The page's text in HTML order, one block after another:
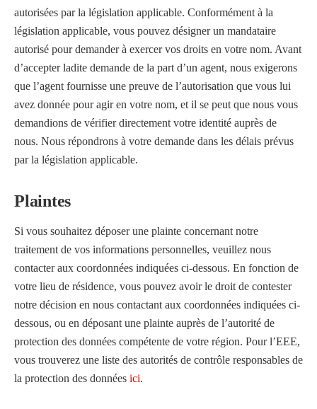
autorisées par la législation applicable. Conformément à la
législation applicable, vous pouvez désigner un mandataire
autorisé pour demander à exercer vos droits en votre nom. Avant
d’accepter ladite demande de la part d’un agent, nous exigerons
que l’agent fournisse une preuve de l’autorisation que vous lui
avez donnée pour agir en votre nom, et il se peut que nous vous
demandions de vérifier directement votre identité auprès de
nous. Nous répondrons à votre demande dans les délais prévus
par la législation applicable.
Plaintes
Si vous souhaitez déposer une plainte concernant notre
traitement de vos informations personnelles, veuillez nous
contacter aux coordonnées indiquées ci-dessous. En fonction de
votre lieu de résidence, vous pouvez avoir le droit de contester
notre décision en nous contactant aux coordonnées indiquées ci-
dessous, ou en déposant une plainte auprès de l’autorité de
protection des données compétente de votre région. Pour l’EEE,
vous trouverez une liste des autorités de contrôle responsables de
la protection des données ici.